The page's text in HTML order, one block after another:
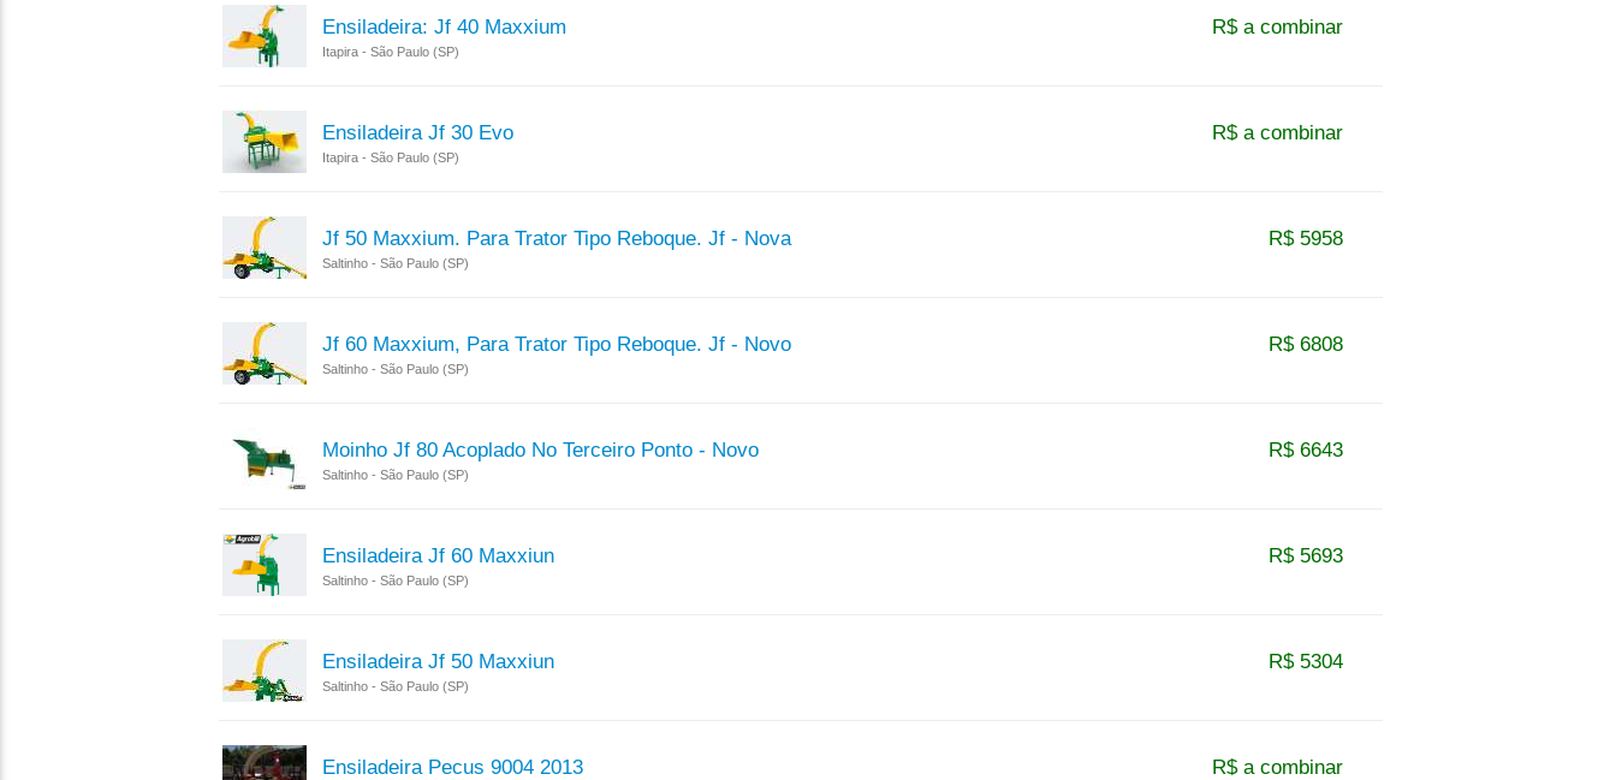
Ensiladeira: Jf 40 Maxxium
Itapira - São Paulo (SP)
R$ a combinar
Ensiladeira Jf 30 Evo
Itapira - São Paulo (SP)
R$ a combinar
Jf 50 Maxxium. Para Trator Tipo Reboque. Jf - Nova
Saltinho - São Paulo (SP)
R$ 5958
Jf 60 Maxxium, Para Trator Tipo Reboque. Jf - Novo
Saltinho - São Paulo (SP)
R$ 6808
Moinho Jf 80 Acoplado No Terceiro Ponto - Novo
Saltinho - São Paulo (SP)
R$ 6643
Ensiladeira Jf 60 Maxxiun
Saltinho - São Paulo (SP)
R$ 5693
Ensiladeira Jf 50 Maxxiun
Saltinho - São Paulo (SP)
R$ 5304
Ensiladeira Pecus 9004 2013 R$ a combinar